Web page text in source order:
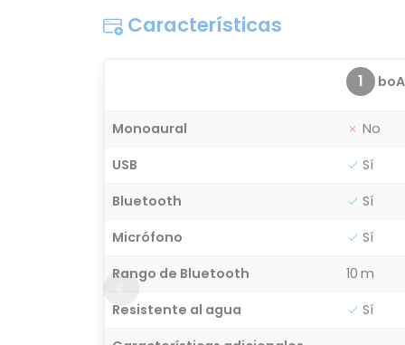
Características
1
Monoaural No
USB
Sí
Bluetooth
Sí
Micrófono
Sí
Rango de Bluetooth
10 m
Resistente al agua
Sí